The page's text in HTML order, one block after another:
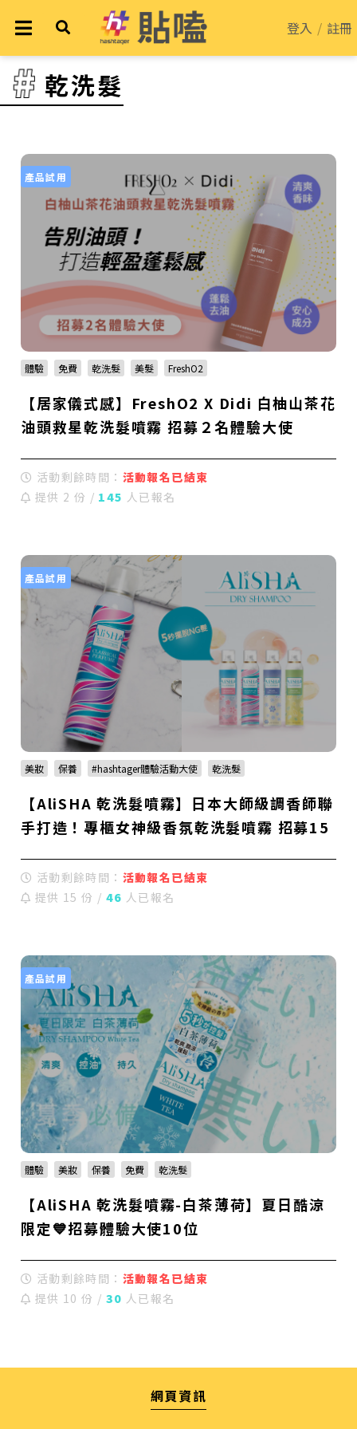
登入 / 註冊
乾洗髮
產品試用
體驗 免費 乾洗髮 美髮 FreshO2
【居家儀式感】FreshO2 X Didi 白柚山茶花
油頭救星乾洗髮噴霧 招募２名體驗大使
活動剩餘時間： 活動報名已結束
提供 2 份 / 145 人已報名
產品試用
美妝 保養 #hashtager體驗活動大使 乾洗髮
【AliSHA 乾洗髮噴霧】日本大師級調香師聯
手打造！專櫃女神級香氛乾洗髮噴霧 招募15
活動剩餘時間： 活動報名已結束
提供 15 份 / 46 人已報名
產品試用
體驗 美妝 保養 免費 乾洗髮
【AliSHA 乾洗髮噴霧-白茶薄荷】夏日酷涼
限定💙招募體驗大使10位
活動剩餘時間： 活動報名已結束
提供 10 份 / 30 人已報名
網頁資訊